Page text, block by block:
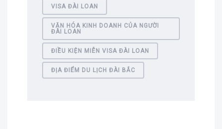
VISA ĐÀI LOAN
VĂN HÓA KINH DOANH CỦA NGƯỜI
ĐÀI LOAN
ĐIỀU KIỆN MIỄN VISA ĐÀI LOAN
ĐỊA ĐIỂM DU LỊCH ĐÀI BẮC